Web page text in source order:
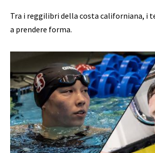
Tra i reggilibri della costa californiana, i
a prendere forma.